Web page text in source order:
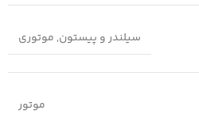
سیلندر و پیستون, موتوری
موتور